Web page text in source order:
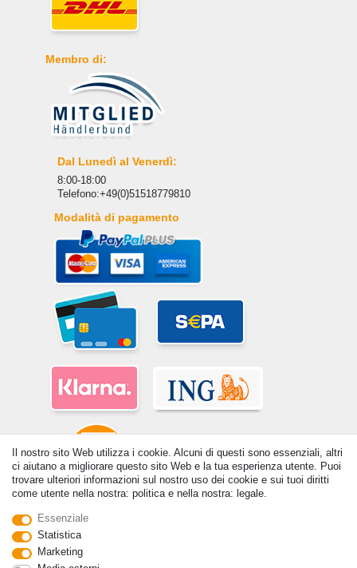
Il nostro sito Web utilizza i cookie. Alcuni di questi sono essenziali, altri
ci aiutano a migliorare questo sito Web e la tua esperienza utente. Puoi
trovare ulteriori informazioni sul nostro uso dei cookie e sui tuoi diritti
come utente nella nostra: politica e nella nostra: legale.
Essenziale
Statistica
Marketing
Membro di:
Dal Lunedì al Venerdì:
8:00-18:00
Telefono:+49(0)51518779810
Modalità di pagamento
articolo | *Si applica alle consegne in Italia!